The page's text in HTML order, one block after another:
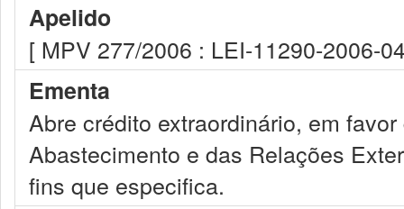
Apelido
[ MPV 277/2006 : LEI-11290-2006-
Ementa
Abre crédito extraordinário, em
Abastecimento e das Relações
fins que especifica.